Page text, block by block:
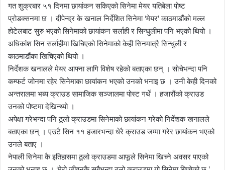
गत शुक्रबार ५१ दिनमा छायांकन सकिएको सिनेमा मेयर यतिबेला पोष्ट
प्रोडक्सनमा छ । दीपेन्द्र के खनाल निर्देशित सिनेमा ‘मेयर’ काठमाडौंको मल्ल
होटेलबाट सुरु भएको सिनेमाको छायांकन सर्लाही र सिन्धुलीमा पनि भएको थियो ।
अधिकांश सिन सर्लाहीमा खिचिएको सिनेमाको केही सिनमात्रै सिन्धुली र
काठमाडौंका खिचिएको थियो ।
निर्देशक खनालले मेयर आफ्ना लागि विशेष रहेको बताएका छन् । सोचेभन्दा पनि
कम्फर्ट जोनमा रहेर सिनेमाका छायांकन भएको उनको भनाइ छ । उनी केही दिनको
अन्तरालमा भब्य क्राउड सामाजिक सञ्जालमा पोस्ट गर्थे । हजारौंको क्राउड
उनको पोष्टमा देखिन्थ्यो ।
अपेक्षा गरेभन्दा पनि ठूलो क्राउडमा सिनेमाको छायांकन गरेको निर्देशक खनालले
बताएका छन् । एउटै सिन ११ हजारभन्दा धेरै क्राउड जम्मा गरेर छायांकन भएको
उनले बताए ।
नेपाली सिनेमा कै इतिहासमा ठूलो क्राउडमा आफूले सिनेमा खिच्ने अवसर पाएको